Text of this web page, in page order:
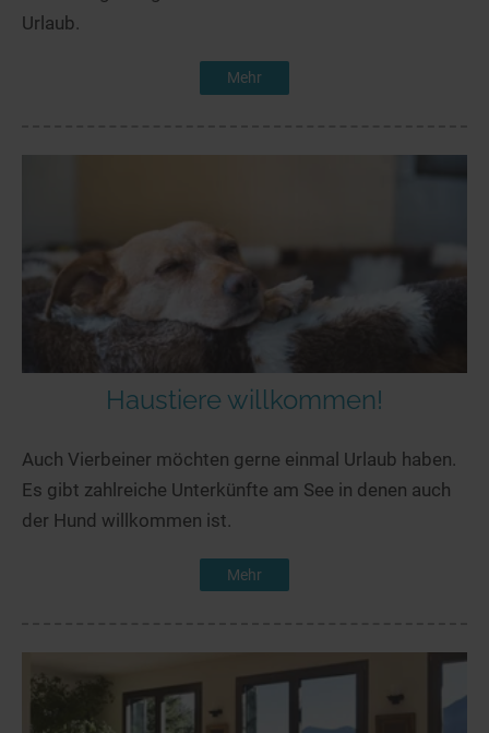
Urlaub.
Mehr
Haustiere willkommen!
Auch Vierbeiner möchten gerne einmal Urlaub haben.
Es gibt zahlreiche Unterkünfte am See in denen auch
der Hund willkommen ist.
Mehr